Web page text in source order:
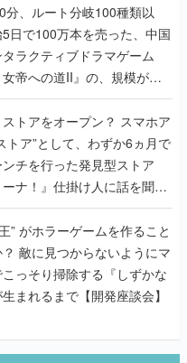
2人に訊く開発秘話
分、ルート分岐100種類以
日で100万本を売った、中国
ラクティブドラマゲーム
女帝への道II』の、規模が違
ロデューサーに聞いた
をオープン？ スマホア
トア”として、わずか6ヵ月で
チを行った発見型ストア
ーナ！』仕掛け人に話を聞い
” がホラーゲームを作ること
にマ
っそり掃除する『しずかな
まれるまで【開発座談会】